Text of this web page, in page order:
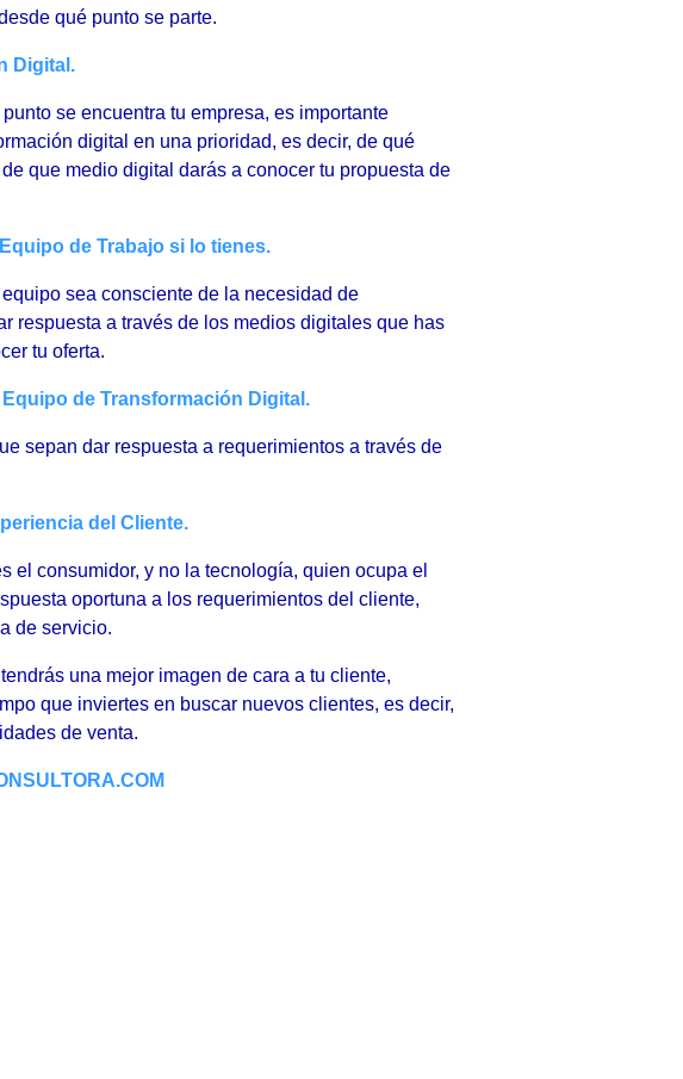
qué punto se parte.
Digital.
se encuentra tu empresa, es importante
digital en una prioridad, es decir, de qué
que medio digital darás a conocer tu propuesta de
de Trabajo si lo tienes.
sea consciente de la necesidad de
respuesta a través de los medios digitales que has
tu oferta.
de Transformación Digital.
sepan dar respuesta a requerimientos a través de
del Cliente.
el consumidor, y no la tecnología, quien ocupa el
oportuna a los requerimientos del cliente,
de servicio.
una mejor imagen de cara a tu cliente,
que inviertes en buscar nuevos clientes, es decir,
de venta.